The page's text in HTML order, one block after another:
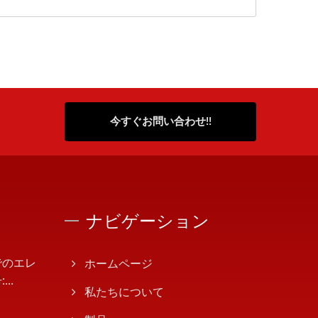
今すぐお問い合わせ!!
エレ
ナビゲーション
ホームページ
私たちについて